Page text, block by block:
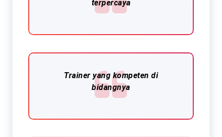
terpercaya
Trainer yang kompeten di
bidangnya